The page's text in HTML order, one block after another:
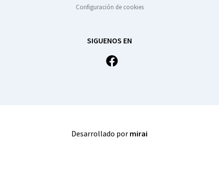
Configuración de cookies
SIGUENOS EN
Desarrollado por mirai